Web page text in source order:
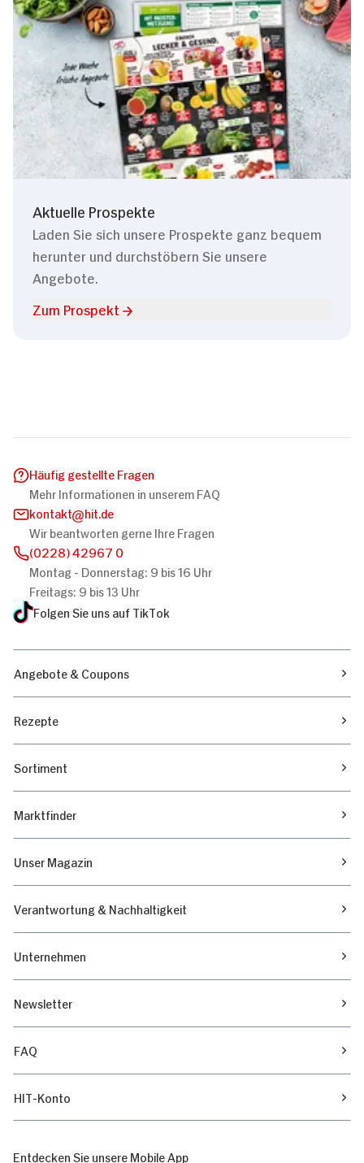
Aktuelle Prospekte
Laden Sie sich unsere Prospekte ganz bequem
herunter und durchstöbern Sie unsere
Angebote.
Zum Prospekt
Häufig gestellte Fragen
Mehr Informationen in unserem FAQ
kontakt
hit.de
Wir beantworten gerne Ihre Fragen
(0228) 42967 0
Montag - Donnerstag: 9 bis 16 Uhr
Freitags: 9 bis 13 Uhr
Folgen Sie uns auf TikTok
Angebote & Coupons
Rezepte
Sortiment
Marktfinder
Unser Magazin
Verantwortung & Nachhaltigkeit
Unternehmen
Newsletter
FAQ
HIT-Konto
Entdecken Sie unsere Mobile App